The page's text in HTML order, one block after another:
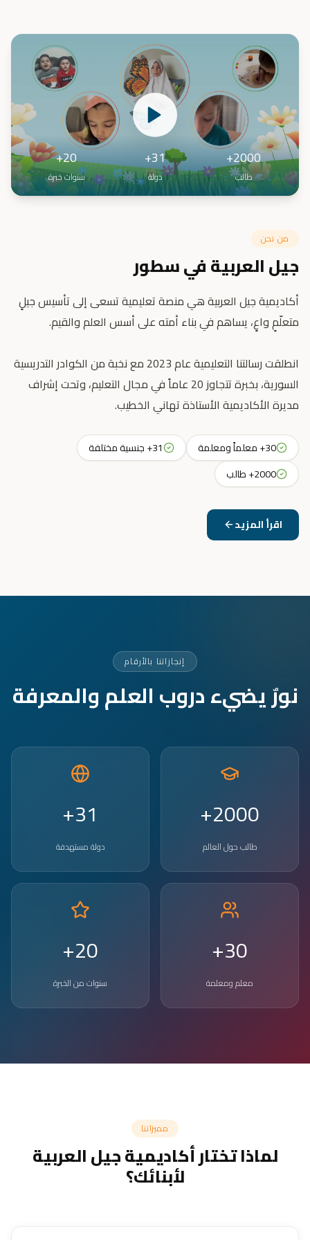
2000+
طالب
31+
دولة
20+
سنوات خبرة
من نحن
جيل العربية في سطور
أكاديمية جيل العربية هي منصة تعليمية تسعى إلى تأسيس جيلٍ
انطلقت رسالتنا التعليمية عام 2023 مع نخبة من الكوادر التدريسية
السورية، بخبرة تتجاوز 20 عاماً في مجال التعليم، وتحت إشراف
مديرة الأكاديمية الأستاذة تهاني الخطيب.
30+ معلماً ومعلمة
31+ جنسية مختلفة
2000+ طالب
اقرأ المزيد
إنجازاتنا بالأرقام
نورٌ يضيء دروب العلم والمعرفة
2000+
طالب حول العالم
31+
دولة مستهدفة
30+
معلم ومعلمة
20+
سنوات من الخبرة
مميزاتنا
لماذا تختار أكاديمية جيل العربية
لأبنائك؟